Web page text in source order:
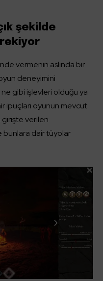
şekilde
vermenin aslında bir
deneyimini
gibi işlevleri olduğu ya
ipuçları oyunun mevcut
girişte verilen
bunlara dair tüyolar